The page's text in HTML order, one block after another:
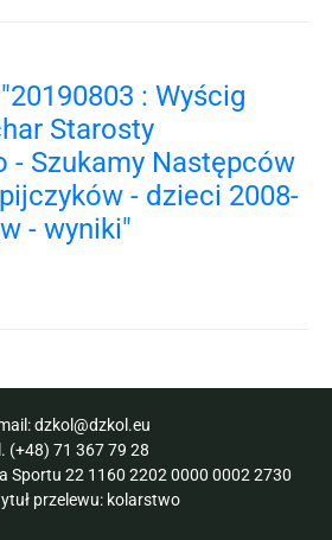
: Wyścig
Starosty
- Szukamy Następców
- dzieci 2008-
- wyniki"
dzkol@dzkol.eu
(+48) 71 367 79 28
Sportu 22 1160 2202 0000 0002 2730
przelewu: kolarstwo